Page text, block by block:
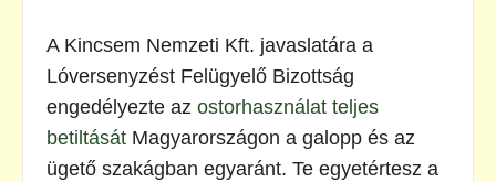
A Kincsem Nemzeti Kft. javaslatára a
Lóversenyzést Felügyelő Bizottság
engedélyezte az ostorhasználat teljes
betiltását Magyarországon a galopp és az
ügető szakágban egyaránt. Te egyetértesz a